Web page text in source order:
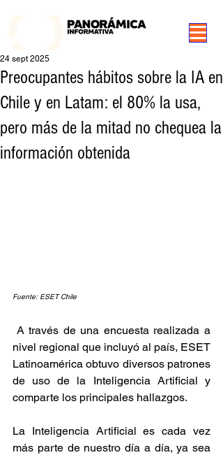
Preocupantes hábitos sobre la IA en
Chile y en Latam: el 80% la usa,
pero más de la mitad no chequea la
información obtenida
24 sept 2025
Fuente: ESET Chile
A través de una encuesta realizada a
nivel regional que incluyó al país, ESET
Latinoamérica obtuvo diversos patrones
de uso de la Inteligencia Artificial y
comparte los principales hallazgos.
La Inteligencia Artificial es cada vez
más parte de nuestro día a día, ya sea